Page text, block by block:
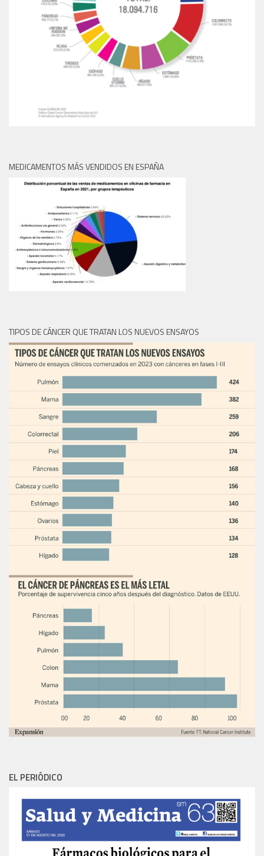
MEDICAMENTOS MÁS VENDIDOS EN ESPAÑA
TIPOS DE CÁNCER QUE TRATAN LOS NUEVOS ENSAYOS
EL PERIÓDICO